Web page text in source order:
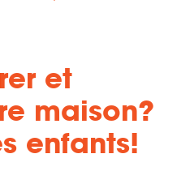
et
maison?
enfants!